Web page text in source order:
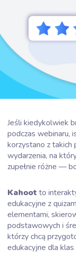
Jeśli kiedykolwiek
podczas webinaru,
korzystano z takich
wydarzenia, na
zupełnie różne —
Kahoot to
edukacyjne z
elementami,
podstawowych i
którzy chcą
edukacyjne dla